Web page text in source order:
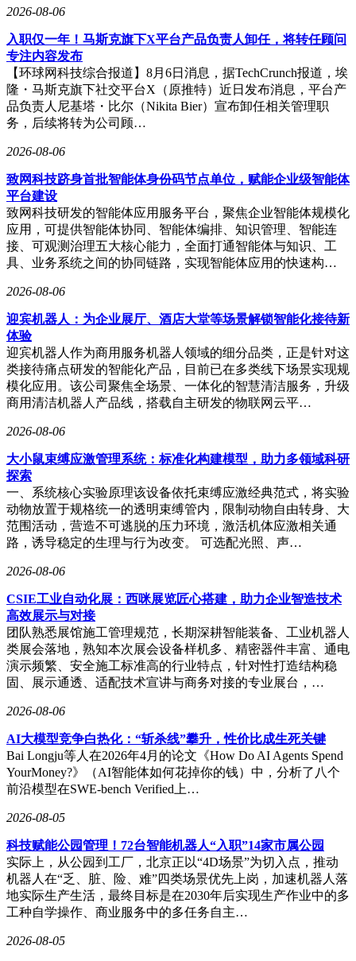
高端市场并实现量产，3.2T产品已进入研发阶段。公司加快淮
安产业园、泰国基地等产能布局，未来将显著提升高阶产品产
能。技术方面，公司已开发支持GPU模块的高阶HDI等技术，
并参与客户未来2-3代产品联合开发，预计2026年AI服务器类
产品将继续强劲增长。
场方面，1.6T产品已向海外集成商、渠道商批量交付；
至70-80万只；北美4家客户正在测试1.6TFRO、1.6TLRO产
品；N客户产品验证推进中，近期将发出小批量样品；北美O
客户预计下半年小批量供货。高速率产品方面，公司已有40万
只1.6T在手订单，3.2TNPO产品2026年将开始交付。
华阳集团表示，光通讯业务领域将加快光模块零部件业务发
算力支持，推出AIBOX产品；拓展数据中心与光通信等AI基
础设施领域，产品涵盖光通讯模组、高速连接器等零部件。
乾照光电透露，10G/25G产品已完成送样，预计2026年形成正
式订单并交付；50G/100G产品已进入流片阶段。公司将与海
信集团内其他光模块公司协同合作，聚焦AI数据中心高速互
联核心需求，攻克VCSEL、MicroLED等光芯片核心技术。
多年，客户涵盖国内知名光纤厂商。目前产能满足市场需求，
如有扩产计划将公开披露。
思瑞浦表示，光模块相关业务在2025年将持续成长，核心客户
份额稳步提升，新客户进入放量阶段。多款产品已在光模块应
用中规模化出货，其中模拟前端（AFE）芯片为关键组件，公
司已建立完整研发到量产能力并实现稳定交付。同时，公司围
绕高速光模块持续推进在研项目。
批量出货；800GNPO与客户联合开发下一代应用需求；1.6T
光模块将配合客户JDM开发。
2026-08-06
入职仅一年！马斯克旗下X平台产品负责人卸任，将转任顾问
专注内容发布
【环球网科技综合报道】8月6日消息，据TechCrunch报道，埃
隆・马斯克旗下社交平台X（原推特）近日发布消息，平台产
品负责人尼基塔・比尔（Nikita Bier）宣布卸任相关管理职
务，后续将转为公司顾…
2026-08-06
致网科技跻身首批智能体身份码节点单位，赋能企业级智能体
平台建设
致网科技研发的智能体应用服务平台，聚焦企业智能体规模化
应用，可提供智能体协同、智能体编排、知识管理、智能连
接、可观测治理五大核心能力，全面打通智能体与知识、工
具、业务系统之间的协同链路，实现智能体应用的快速构…
2026-08-06
迎宾机器人：为企业展厅、酒店大堂等场景解锁智能化接待新
体验
迎宾机器人作为商用服务机器人领域的细分品类，正是针对这
类接待痛点研发的智能化产品，目前已在多类线下场景实现规
模化应用。该公司聚焦全场景、一体化的智慧清洁服务，升级
商用清洁机器人产品线，搭载自主研发的物联网云平…
2026-08-06
大小鼠束缚应激管理系统：标准化构建模型，助力多领域科研
探索
一、系统核心实验原理该设备依托束缚应激经典范式，将实验
动物放置于规格统一的透明束缚管内，限制动物自由转身、大
范围活动，营造不可逃脱的压力环境，激活机体应激相关通
路，诱导稳定的生理与行为改变。 可选配光照、声…
2026-08-06
CSIE工业自动化展：西咪展览匠心搭建，助力企业智造技术
高效展示与对接
团队熟悉展馆施工管理规范，长期深耕智能装备、工业机器人
类展会落地，熟知本次展会设备样机多、精密器件丰富、通电
演示频繁、安全施工标准高的行业特点，针对性打造结构稳
固、展示通透、适配技术宣讲与商务对接的专业展台，…
2026-08-06
AI大模型竞争白热化：“斩杀线”攀升，性价比成生死关键
Bai Longju等人在2026年4月的论文《How Do AI Agents Spend
YourMoney?》（AI智能体如何花掉你的钱）中，分析了八个
前沿模型在SWE-bench Verified上…
2026-08-05
科技赋能公园管理！72台智能机器人“入职”14家市属公园
实际上，从公园到工厂，北京正以“4D场景”为切入点，推动
机器人在“乏、脏、险、难”四类场景优先上岗，加速机器人落
地实际生产生活，最终目标是在2030年后实现生产作业中的多
工种自学操作、商业服务中的多任务自主…
2026-08-05